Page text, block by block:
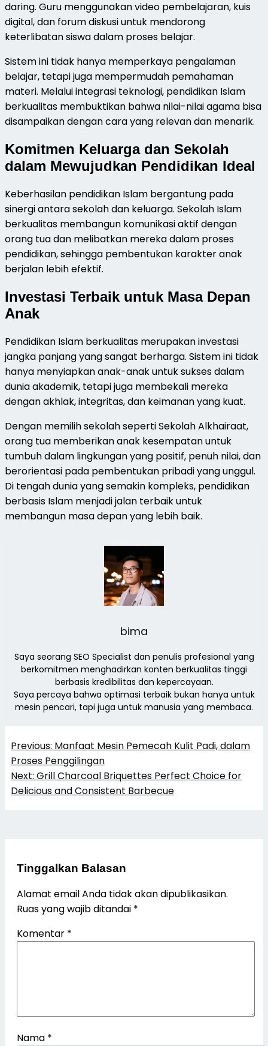
daring. Guru menggunakan video pembelajaran, kuis
digital, dan forum diskusi untuk mendorong
keterlibatan siswa dalam proses belajar.
Sistem ini tidak hanya memperkaya pengalaman
belajar, tetapi juga mempermudah pemahaman
materi. Melalui integrasi teknologi, pendidikan Islam
berkualitas membuktikan bahwa nilai-nilai agama bisa
disampaikan dengan cara yang relevan dan menarik.
Komitmen Keluarga dan Sekolah
dalam Mewujudkan Pendidikan Ideal
Keberhasilan pendidikan Islam bergantung pada
sinergi antara sekolah dan keluarga. Sekolah Islam
berkualitas membangun komunikasi aktif dengan
orang tua dan melibatkan mereka dalam proses
pendidikan, sehingga pembentukan karakter anak
berjalan lebih efektif.
Investasi Terbaik untuk Masa Depan
Anak
Pendidikan Islam berkualitas merupakan investasi
jangka panjang yang sangat berharga. Sistem ini tidak
hanya menyiapkan anak-anak untuk sukses dalam
dunia akademik, tetapi juga membekali mereka
dengan akhlak, integritas, dan keimanan yang kuat.
Dengan memilih sekolah seperti Sekolah Alkhairaat,
orang tua memberikan anak kesempatan untuk
tumbuh dalam lingkungan yang positif, penuh nilai, dan
berorientasi pada pembentukan pribadi yang unggul.
Di tengah dunia yang semakin kompleks, pendidikan
berbasis Islam menjadi jalan terbaik untuk
membangun masa depan yang lebih baik.
bima
Saya seorang SEO Specialist dan penulis profesional yang
berkomitmen menghadirkan konten berkualitas tinggi
berbasis kredibilitas dan kepercayaan.
Saya percaya bahwa optimasi terbaik bukan hanya untuk
mesin pencari, tapi juga untuk manusia yang membaca.
pos
Previous: Manfaat Mesin Pemecah Kulit Padi, dalam
Proses Penggilingan
Next: Grill Charcoal Briquettes Perfect Choice for
Delicious and Consistent Barbecue
Tinggalkan Balasan
Alamat email Anda tidak akan dipublikasikan.
Ruas yang wajib ditandai *
Komentar *
Nama *